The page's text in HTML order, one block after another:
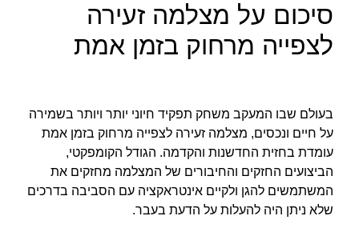
סיכום על מצלמה זעירה
לצפייה מרחוק בזמן אמת
בעולם שבו המעקב משחק תפקיד חיוני יותר ויותר בשמירה
על חיים ונכסים, מצלמה זעירה לצפייה מרחוק בזמן אמת
עומדת בחזית החדשנות והקדמה. הגודל הקומפקטי,
הביצועים החזקים והחיבורים של המצלמה מחזקים את
המשתמשים להגן ולקיים אינטראקציה עם הסביבה בדרכים
שלא ניתן היה להעלות על הדעת בעבר.